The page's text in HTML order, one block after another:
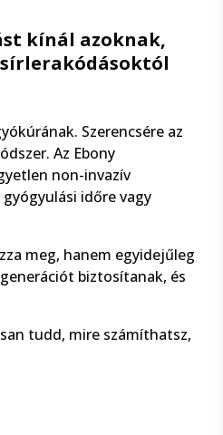
kínál azoknak,
Szerencsére az
Az Ebony
non-invazív
időre vagy
meg, hanem egyidejűleg
biztosítanak, és
tudd, mire számíthatsz,